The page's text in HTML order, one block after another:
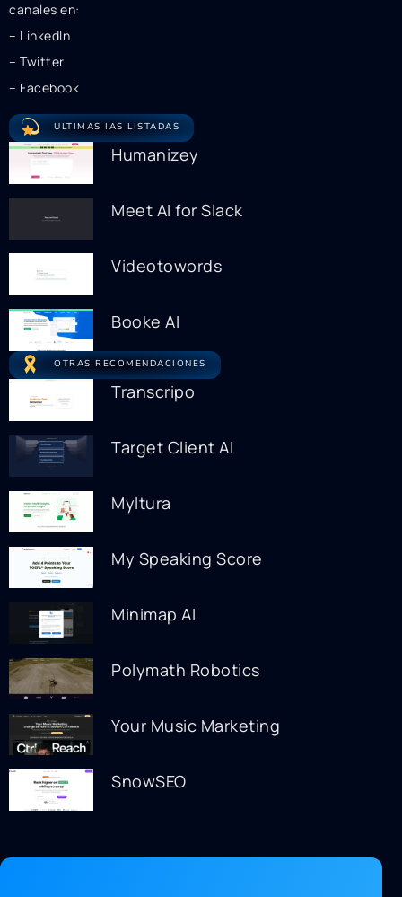
canales en:
– LinkedIn
– Twitter
– Facebook
ULTIMAS IAS LISTADAS
Humanizey
Meet AI for Slack
Videotowords
Booke AI
OTRAS RECOMENDACIONES
Transcripo
Target Client AI
MyItura
My Speaking Score
Minimap AI
Polymath Robotics
Your Music Marketing
SnowSEO